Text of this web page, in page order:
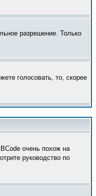
разрешение. Только
голосовать, то, скорее
очень похож на
руководство по